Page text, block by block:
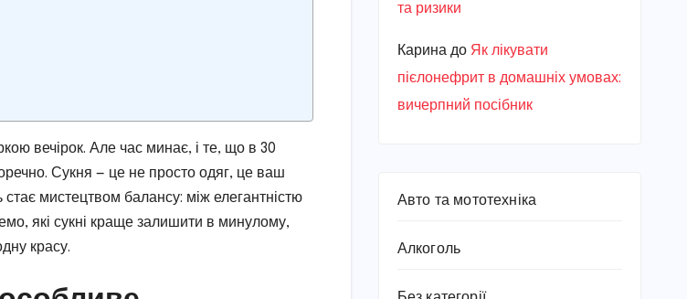
вечірок. Але час минає, і те, що в 30
Сукня — це не просто одяг, це ваш
стає мистецтвом балансу: між елегантністю
які сукні краще залишити в минулому,
красу.
та ризики
Каринадо Як лікувати
пієлонефрит в домашніх умовах:
вичерпний посібник
Авто та мототехніка
Алкоголь